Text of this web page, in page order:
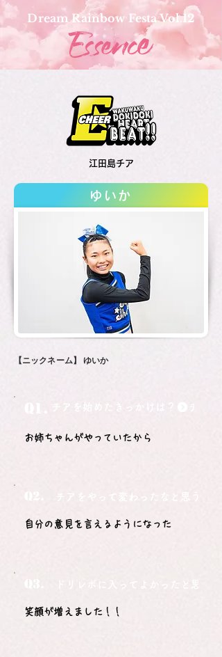
Dream Rainbow Festa Vol.12
江田島チア
ゆいか
【ニックネーム】 ゆいか
チアを始めたきっかけは？
お姉ちゃんがやっていたから
Q2. チアをやって変わったなと思うこと
自分の意見を言えるようになった
ドリレボに入ってよかったと思うこ
笑顔が増えました！！